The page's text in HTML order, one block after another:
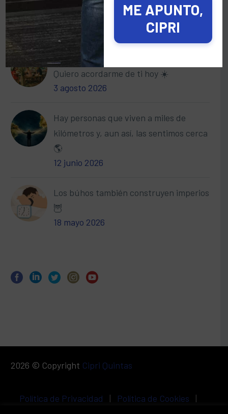
Últimas noticias
No quiero que me recuerdes mañana.
Quiero acordarme de ti hoy ☀️
3 agosto 2026
Hay personas que viven a miles de
kilómetros y, aun así, las sentimos cerca
🌎
12 junio 2026
Los búhos también construyen imperios
🦉
18 mayo 2026
2026 © Copyright Cipri Quintas
Política de Privacidad | Política de Cookies |
ME APUNTO,
CIPRI